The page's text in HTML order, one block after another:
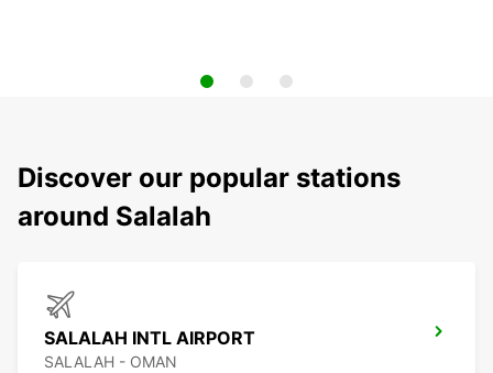
Discover our popular stations
around Salalah
SALALAH INTL AIRPORT
SALALAH - OMAN